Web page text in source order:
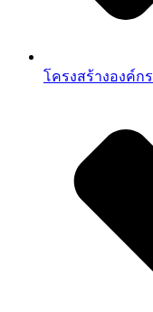
โครงสร้างองค์กร